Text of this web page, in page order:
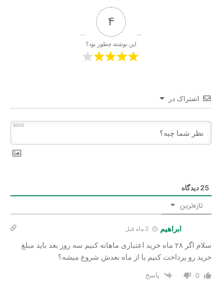
4
این نوشته چطور بود؟
اشتراک در
5000
25 دیدگاه
تازه‌ترین
ابراهیم
سلام اگر ۲۸ ماه خرید اعتباری ماهانه کنیم سه روز بعد باید مبلغ
خرید رو پرداخت کنیم یا از ماه بعدش شروع میشه؟
0 پاسخ